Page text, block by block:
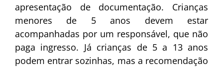
apresentação de documentação. Crianças
menores de 5 anos devem estar
acompanhadas por um responsável, que não
paga ingresso. Já crianças de 5 a 13 anos
podem entrar sozinhas, mas a recomendação